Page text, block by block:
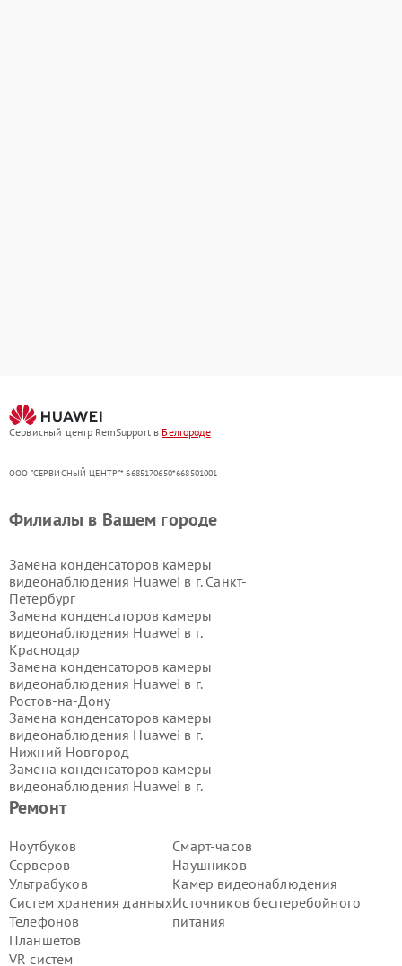
Сервисный центр RemSupport в Белгороде
ООО "СЕРВИСНЫЙ ЦЕНТР"* 6685170650*668501001
Ремонт
Ноутбуков
Серверов
Ультрабуков
Систем хранения данных
Телефонов
Планшетов
VR систем
Смарт-часов
Наушников
Камер видеонаблюдения
Источников бесперебойного
питания
Филиалы в Вашем городе
Замена конденсаторов камеры
видеонаблюдения Huawei в г. Санкт-
Петербург
Замена конденсаторов камеры
видеонаблюдения Huawei в г.
Краснодар
Замена конденсаторов камеры
видеонаблюдения Huawei в г.
Ростов-на-Дону
Замена конденсаторов камеры
видеонаблюдения Huawei в г.
Нижний Новгород
Замена конденсаторов камеры
видеонаблюдения Huawei в г.
Новосибирск
Замена конденсаторов камеры
видеонаблюдения Huawei в г.
Екатеринбург
Замена конденсаторов камеры
видеонаблюдения Huawei в г.Казань
Замена конденсаторов камеры
видеонаблюдения Huawei в г.
Воронеж
Замена конденсаторов камеры